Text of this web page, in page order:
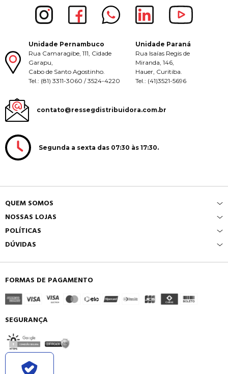
Unidade Pernambuco
Rua Camaragibe, 111, Cidade
Garapu,
Cabo de Santo Agostinho.
Tel.: (81) 3311-3060 / 3524-4220
Unidade Paraná
Rua Isaías Regis de
Miranda, 146,
Hauer, Curitiba.
Tel.: (41)3521-5696
contato@ressegdistribuidora.com.br
Segunda a sexta das 07:30 às 17:30.
QUEM SOMOS
NOSSAS LOJAS
POLÍTICAS
DÚVIDAS
FORMAS DE PAGAMENTO
SEGURANÇA